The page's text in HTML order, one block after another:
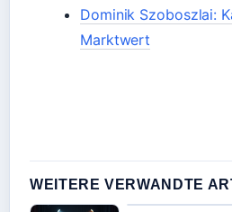
Dominik Szoboszlai:
Marktwert
WEITERE VERWANDTE